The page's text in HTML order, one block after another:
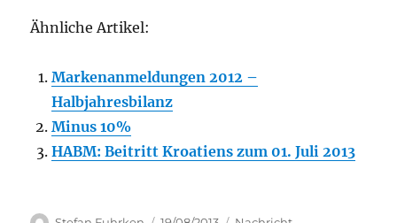
Ähnliche Artikel:
Markenanmeldungen 2012 –
Halbjahresbilanz
Minus 10%
HABM: Beitritt Kroatiens zum 01. Juli 2013